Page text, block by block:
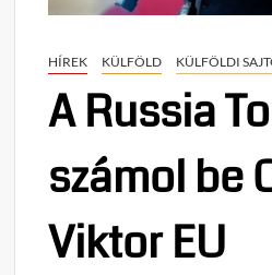
HÍREK KÜLFÖLD KÜLFÖLDI
A Russia
számol be
Viktor EU